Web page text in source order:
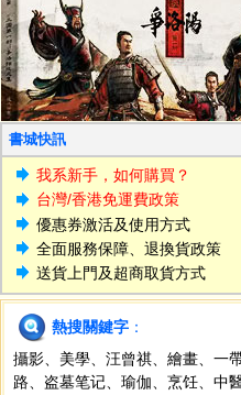
書城快訊
我系新手，如何購買？
台灣/香港免運費政策
優惠券激活及使用方式
全面服務保障、退換貨政策
送貨上門及超商取貨方式
熱搜關鍵字 ：
攝影
美學 汪曾祺 繪畫
一
路
盗墓笔记 瑜伽 烹饪 中